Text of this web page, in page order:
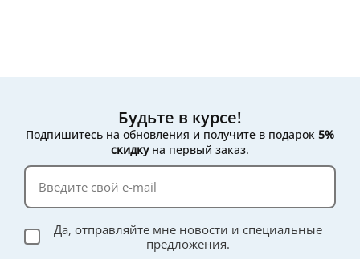
Будьте в курсе!
Подпишитесь на обновления и получите в подарок 5%
скидкуна первый заказ.
Да, отправляйте мне новости и специальные
предложения.